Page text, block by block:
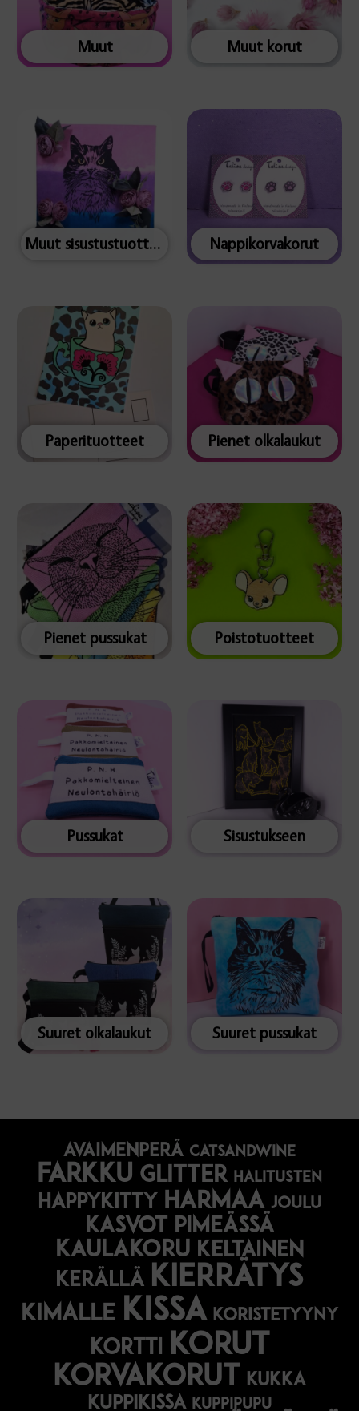
Muut Muut korut
Muut sisustustuotteet Nappikorvakorut
Paperituotteet Pienet olkalaukut
Pienet pussukat Poistotuotteet
Pussukat Sisustukseen
Suuret olkalaukut Suuret pussukat
avaimenperä catsandwine
farkku glitter halitusten
happykitty harmaa joulu
Kasvot pimeässä
kaulakoru keltainen
kerällä kierrätys
kimalle kissa koristetyyny
kortti korut
korvakorut
kukka
kuppikissa kuppipupu